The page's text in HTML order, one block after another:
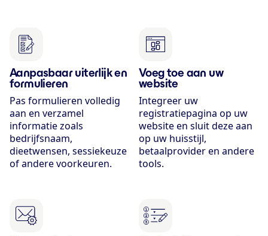
Aanpasbaar uiterlijk en
formulieren
Pas formulieren volledig
aan en verzamel
informatie zoals
bedrijfsnaam,
dieetwensen, sessiekeuze
of andere voorkeuren.
Voeg toe aan uw
website
Integreer uw
registratiepagina op uw
website en sluit deze aan
op uw huisstijl,
betaalprovider en andere
tools.